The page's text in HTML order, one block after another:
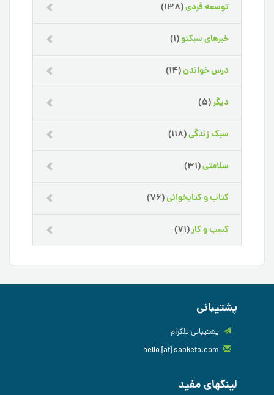
توسعه فردی(138)
خبرهای سبکتو(1)
درس خواندن(14)
دیگر(5)
سبک زندگی(118)
سلامتی(31)
کتاب و کتابخوانی(76)
کسب و کار(71)
پشتیبانی
پشتیبانی تلگرام
لینکهای مفید